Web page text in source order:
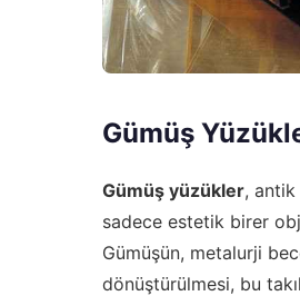
Gümüş
Gümüş yüzükler, antik
sadece estetik birer
Gümüşün, metalurji
dönüştürülmesi, bu